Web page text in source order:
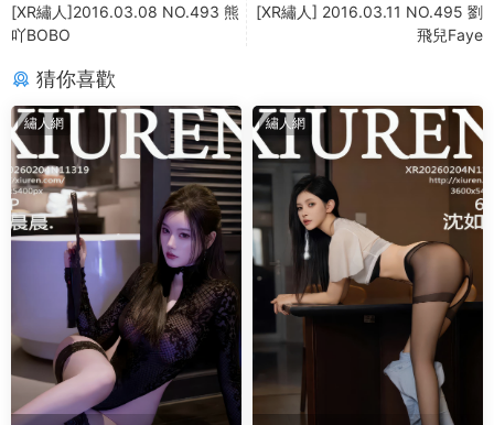
[XR繡人]2016.03.08 NO.493 熊
吖BOBO
[XR繡人] 2016.03.11 NO.495 劉
飛兒Faye
猜你喜歡
繡人網 繡人網